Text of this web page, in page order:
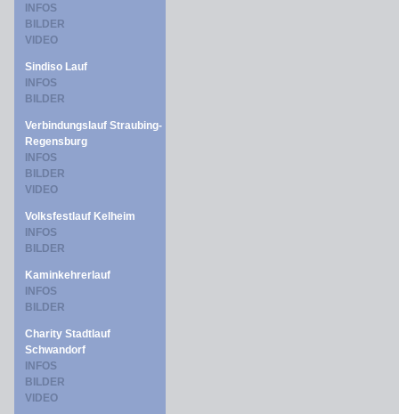
INFOS
BILDER
VIDEO
Sindiso Lauf
INFOS
BILDER
Verbindungslauf Straubing-
Regensburg
INFOS
BILDER
VIDEO
Volksfestlauf Kelheim
INFOS
BILDER
Kaminkehrerlauf
INFOS
BILDER
Charity Stadtlauf
Schwandorf
INFOS
BILDER
VIDEO